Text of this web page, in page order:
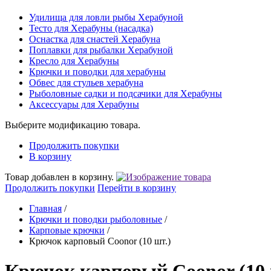
Удилища для ловли рыбы Херабуной
Тесто для Херабуны (насадка)
Оснастка для снастей Херабуна
Поплавки для рыбалки Херабуной
Кресло для Херабуны
Крючки и поводки для херабуны
Обвес для стульев херабуна
Рыболовные садки и подсачики для Херабуны
Аксессуары для Херабуны
Выберите модификацию товара.
Продолжить покупки
В корзину
Товар добавлен в корзину.
Продолжить покупки Перейти в корзину
Главная /
Крючки и поводки рыболовные /
Карповые крючки /
Крючок карповый Coonor (10 шт.)